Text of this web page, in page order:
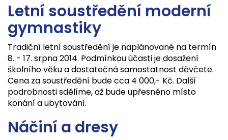
Letní soustředění moderní
gymnastiky
Tradiční letní soustředění je naplánované na termín
8. - 17. srpna 2014. Podmínkou účasti je dosažení
školního věku a dostatečná samostatnost děvčete.
Cena za soustředění bude cca 4 000,- Kč. Další
podrobnosti sdělíme, až bude upřesněno místo
konání a ubytování.
Náčiní a dresy